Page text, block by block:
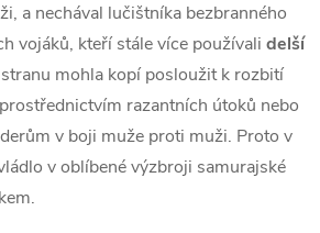
a nechával lučištníka bezbranného
vojáků, kteří stále více používali delší
mohla kopí posloužit k rozbití
razantních útoků nebo
v boji muže proti muži. Proto v
v oblíbené výzbroji samurajské